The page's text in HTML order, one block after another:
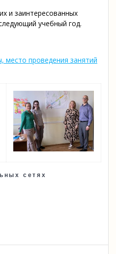
и заинтересованных
учебный год.
место проведения занятий
сетях